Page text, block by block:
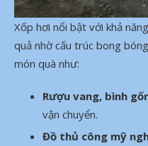
Xốp hơi nổi bật với khả
quả nhờ cấu trúc bong
món quà như:
Rượu vang, bình
vận chuyển.
Đồ thủ công mỹ